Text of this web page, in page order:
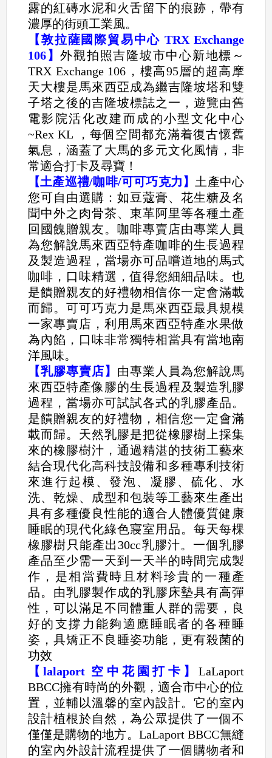
露的紅磚水泥和火舌留下的痕跡，帶有
濃厚的街頭工業風。
【敦拉薩國際貿易中心 TRX Exchange
106】外觀拍照吉隆坡市中心新地標～
TRX Exchange 106，樓高95層的超高摩
天大樓是馬來西亞成為繼吉隆坡塔和雙
子塔之後的吉隆坡標誌之一，遊覽由舊
電影院活化改建而成的小型文化中心
~Rex KL ，每個空間都充滿着復古懷舊
氣息，涵蓋了大馬的多元文化風情，非
常適合打卡及尋寶！
【土產巡禮/咖啡/可可巧克力】 土產中心
您可自由選購：如豆蔻膏、花生糖及名
聞中外之肉骨茶、東革阿里等各種土產
回國餽贈親友。咖啡專賣店由專業人員
為您解說馬來西亞特產咖啡的生長過程
及製造過程，當場亦可品嚐道地的馬式
咖啡，口味精選，值得您細細品味。也
是饋贈親友的好禮物相信你一定會滿載
而歸。可可巧克力是馬來西亞最具規模
一家專賣店，利用馬來西亞特產水果做
為內餡，口味非常獨特相當具有當地南
洋風味。
【乳膠專賣店】 由專業人員為您解說馬
來西亞特產像膠的生長過程及製造乳膠
過程，當場亦可試試各式的乳膠產品。
是饋贈親友的好禮物，相信您一定會滿
載而歸。天然乳膠是把從橡膠樹上採集
來的橡膠樹汁，通過精湛的技術工藝來
結合現代化高科技設備和多種專利技術
來進行起模、發泡、凝膠、硫化、水
洗、乾燥、成型和包裝等工藝來生產出
具有多種優良性能的適合人體優質健康
睡眠的現代化綠色寢室用品。每天每棵
橡膠樹只能產出30cc乳膠汁。一個乳膠
產品至少需一天到一天半的時間完成製
作，是相當費時且材料珍貴的一種產
品。由乳膠製作成的乳膠床墊具有高彈
性，可以滿足不同體重人群的需要，良
好的支撐力能夠適應睡眠者的各種睡
姿，具矯正不良睡姿功能，更有殺菌的
功效
【lalaport 空中花園打卡】 LaLaport
BBCC擁有時尚的外觀，適合市中心的位
置，並輔以溫馨的室內設計。它的室內
設計植根於自然，為公眾提供了一個不
僅僅是購物的地方。LaLaport BBCC無縫
的室內外設計流程提供了一個購物者和